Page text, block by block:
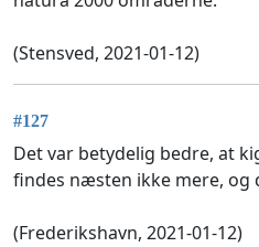
(Stensved, 2021-01-12)
#127
Det var betydelig bedre, at
findes næsten ikke mere, og
(Frederikshavn, 2021-01-12)